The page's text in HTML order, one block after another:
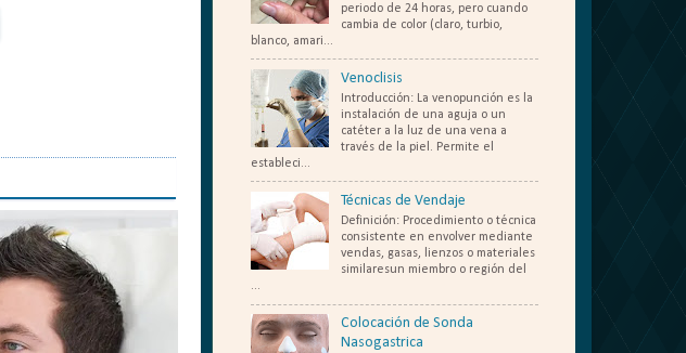
periodo de 24 horas, pero cuando
cambia de color (claro, turbio,
blanco, amari...
Venoclisis
Introducción: La venopunción es la
instalación de una aguja o un
catéter a la luz de una vena a
través de la piel. Permite el
estableci...
Técnicas de Vendaje
Definición: Procedimiento o técnica
consistente en envolver mediante
vendas, gasas, lienzos o materiales
similaresun miembro o región del
...
Colocación de Sonda
Nasogastrica